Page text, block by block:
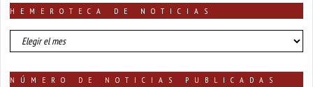
HEMEROTECA DE NOTICIAS
HEMEROTECA
DE
NÚMERO DE NOTICIAS PUBLICADAS